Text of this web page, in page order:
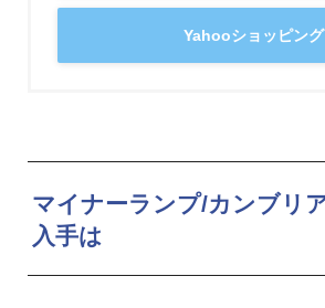
Yahooショッピング
マイナーランプ/カンブリ
入手は